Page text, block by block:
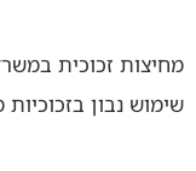
מחיצות זכוכית
שימוש נבון